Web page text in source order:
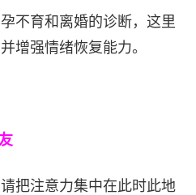
不育和离婚的诊断，这里
增强情绪恢复能力。
把注意力集中在此时此地